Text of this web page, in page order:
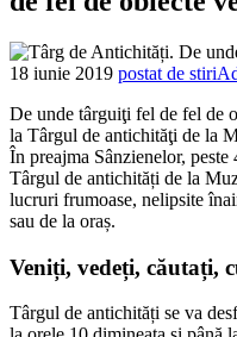
18 iunie 2019 postat de
De unde târguiţi fel de fel de
la Târgul de antichităţi de la
În preajma Sânzienelor,
Târgul de antichități de la
lucruri frumoase, nelipsite
sau de la oraș.
Veniți, vedeți, căutați,
Târgul de antichități se va